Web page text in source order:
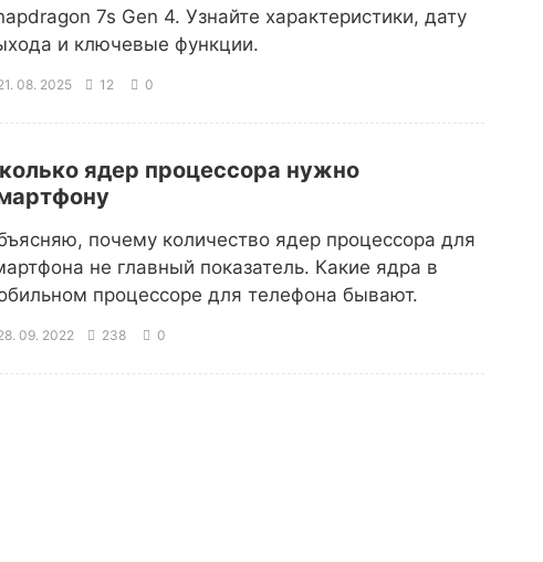
7s Gen 4. Узнайте характеристики, дату
и ключевые функции.
08. 2025 12 0
ядер процессора нужно
почему количество ядер процессора для
не главный показатель. Какие ядра в
процессоре для телефона бывают.
09. 2022 238 0